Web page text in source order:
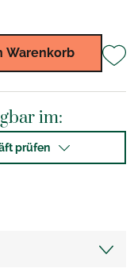
Warenkorb
im:
prüfen